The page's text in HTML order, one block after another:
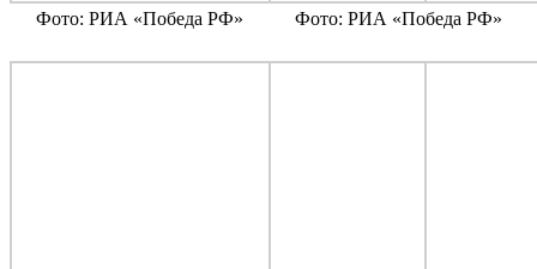
Фото: РИА «Победа РФ» Фото: РИА «Победа РФ»